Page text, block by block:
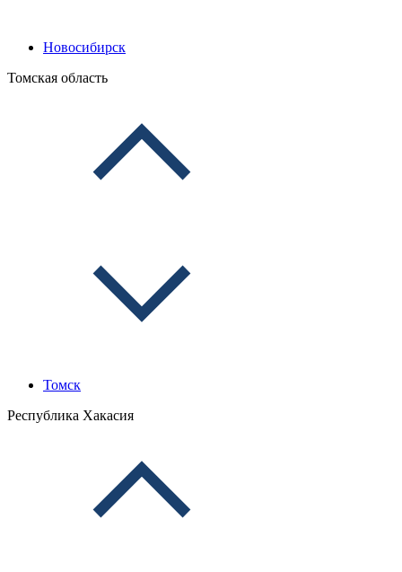
Новосибирск
Томская область
Томск
Республика Хакасия